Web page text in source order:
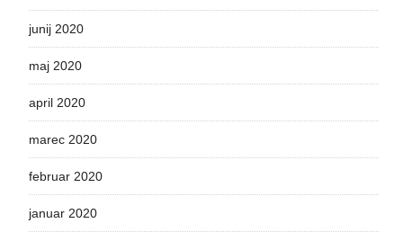
junij 2020
maj 2020
april 2020
marec 2020
februar 2020
januar 2020